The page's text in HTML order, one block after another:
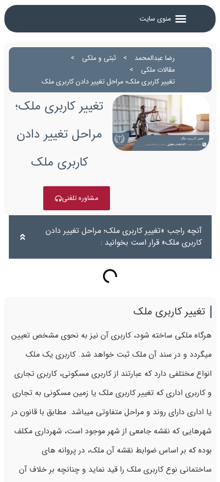
رضا عبدالمحمد > ثبتی و ملکی
>
مقالات ملکی
>
تغییر کاربری ملک؛ مراحل تغییر دادن کاربری ملک
تغییر کاربری ملک؛
مراحل تغییر دادن
کاربری ملک
مشاوره تلفنی
آنچه راجب «تغییر کاربری ملک؛ مراحل تغییر دادن
کاربری ملک» قرار است بخوانید :
تغییر کاربری ملک
هرگاه ملکی ساخته شود، کاربری آن نیز به نحوی مشخص تعیین
میگردد و در سند آن ملک ثبت خواهد شد. کاربری یک ملک
انواع مختلفی دارد که عبارتند از کاربری مسکونی، کاربری تجاری
و کاربری اداری که تغییر کاربری ملک یا زمین مسکونی به تجاری
یا اداری دارای روند و مراحل متفاوتی میباشد. مطابق با قانون در
شهرهایی که نقشه جامعی از شهر موجود است، شهرداری مکلف
بوده که بر اساس ضوابط نقشه آن ملک، در پروانه ‌های
ساختمانی نوع کاربری ملک را قید نماید و چنانچه بر خلاف آن